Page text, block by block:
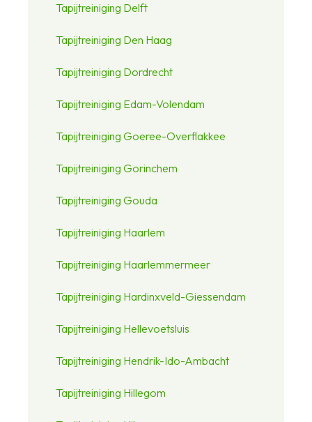
Tapijtreiniging Delft
Tapijtreiniging Den Haag
Tapijtreiniging Dordrecht
Tapijtreiniging Edam-Volendam
Tapijtreiniging Goeree-Overflakkee
Tapijtreiniging Gorinchem
Tapijtreiniging Gouda
Tapijtreiniging Haarlem
Tapijtreiniging Haarlemmermeer
Tapijtreiniging Hardinxveld-Giessendam
Tapijtreiniging Hellevoetsluis
Tapijtreiniging Hendrik-Ido-Ambacht
Tapijtreiniging Hillegom